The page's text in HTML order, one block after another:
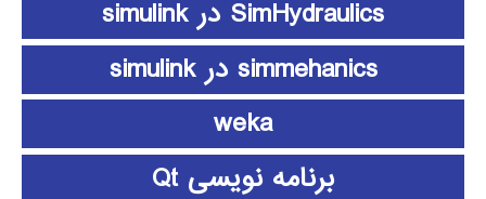
SimHydraulics در simulink
simmehanics در simulink
weka
برنامه نویسی Qt